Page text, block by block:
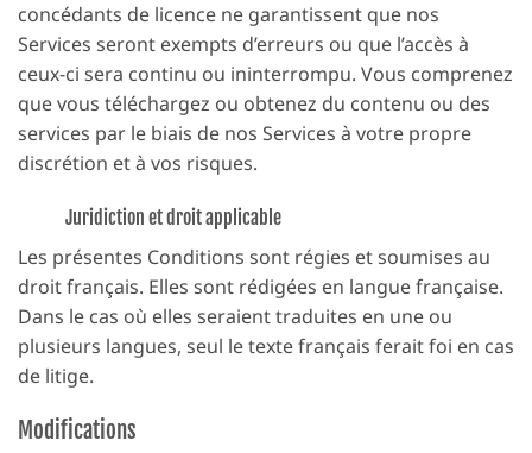
concédants de licence ne garantissent que nos
Services seront exempts d’erreurs ou que l’accès à
ceux-ci sera continu ou ininterrompu. Vous comprenez
que vous téléchargez ou obtenez du contenu ou des
services par le biais de nos Services à votre propre
discrétion et à vos risques.
Juridiction et droit applicable
Les présentes Conditions sont régies et soumises au
droit français. Elles sont rédigées en langue française.
Dans le cas où elles seraient traduites en une ou
plusieurs langues, seul le texte français ferait foi en cas
de litige.
Modifications